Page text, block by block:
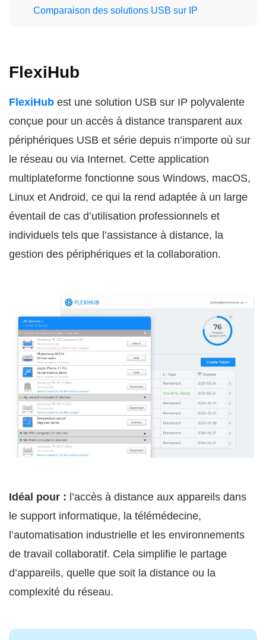
Comparaison des solutions USB sur IP
FlexiHub
FlexiHub est une solution USB sur IP polyvalente
conçue pour un accès à distance transparent aux
périphériques USB et série depuis n’importe où sur
le réseau ou via Internet. Cette application
multiplateforme fonctionne sous Windows, macOS,
Linux et Android, ce qui la rend adaptée à un large
éventail de cas d’utilisation professionnels et
individuels tels que l’assistance à distance, la
gestion des périphériques et la collaboration.
Idéal pour : l’accès à distance aux appareils dans
le support informatique, la télémédecine,
l’automatisation industrielle et les environnements
de travail collaboratif. Cela simplifie le partage
d’appareils, quelle que soit la distance ou la
complexité du réseau.